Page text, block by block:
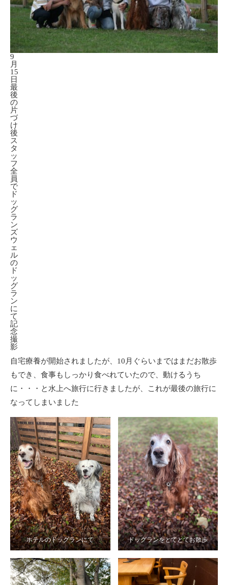
9
月
15
日
最
後
の
片
づ
け
後
ス
タ
ッ
フ
全
員
で
ド
ッ
グ
ラ
ン
ズ
ウ
ェ
ル
の
ド
ッ
グ
ラ
ン
に
て
記
念
撮
影
自宅療養が開始されましたが、10月ぐらいまではまだお散歩
もでき、食事もしっかり食べれていたので、動けるうち
に・・・と水上へ旅行に行きましたが、これが最後の旅行に
なってしまいました
ホテルのドッグランにて ドッグランをとてとてお散歩